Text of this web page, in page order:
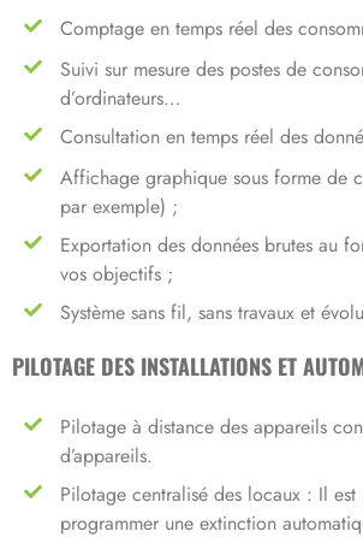
Comptage en temps réel des
Suivi sur mesure des postes de
d’ordinateurs…
Consultation en temps réel des
Affichage graphique sous forme de
par exemple) ;
Exportation des données brutes au
vos objectifs ;
Système sans fil, sans travaux et
PILOTAGE DES INSTALLATIONS ET
Pilotage à distance des appareils
d’appareils.
Pilotage centralisé des locaux : Il
programmer une extinction